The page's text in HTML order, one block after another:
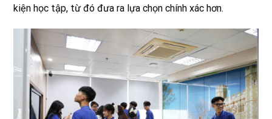
kiện học tập, từ đó đưa ra lựa chọn chính xác hơn.